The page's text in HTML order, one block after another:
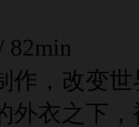
82min
作，改变
外衣之下